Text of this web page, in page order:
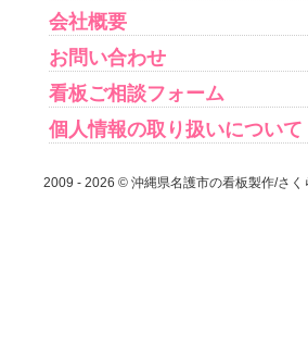
会社概要
お問い合わせ
看板ご相談フォーム
個人情報の取り扱いについて
2009 - 2026 © 沖縄県名護市の看板製作/さく